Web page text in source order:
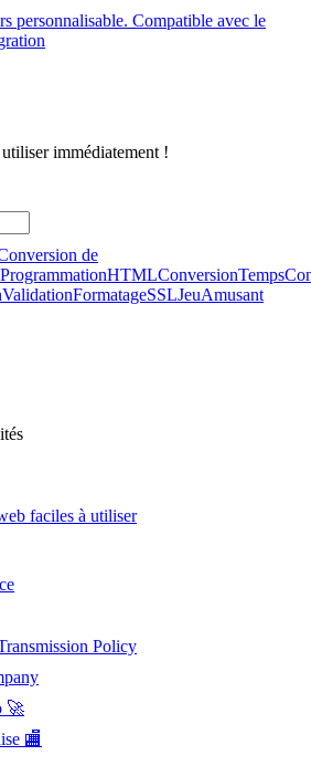
personnalisable. Compatible avec le
immédiatement !
de
ProgrammationHTMLConversionTemps
ValidationFormatageSSLJeuAmusant
faciles à utiliser
Policy
🚀
🏬